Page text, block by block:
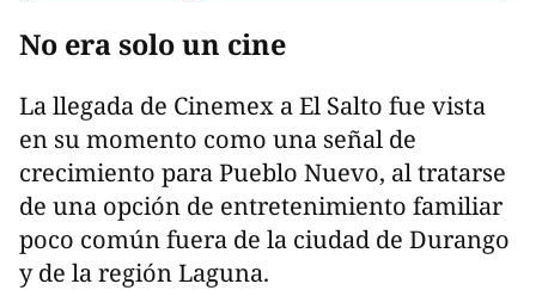
No era solo un cine
La llegada de Cinemex a El Salto fue vista
en su momento como una señal de
crecimiento para Pueblo Nuevo, al tratarse
de una opción de entretenimiento familiar
poco común fuera de la ciudad de Durango
y de la región Laguna.